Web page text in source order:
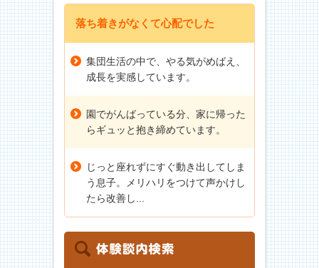
落ち着きがなくて心配でした
集団生活の中で、やる気がめばえ、
成長を実感しています。
園でがんばっている分、家に帰った
らギュッと抱き締めています。
じっと座れずにすぐ動き出してしま
う息子。メリハリをつけて声かけし
たら改善し...